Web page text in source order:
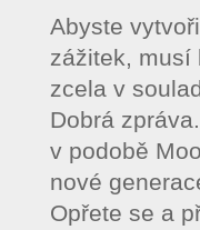
Abyste
zážitek, musí
zcela v
Dobrá
v podobě
nové
Opřete se a